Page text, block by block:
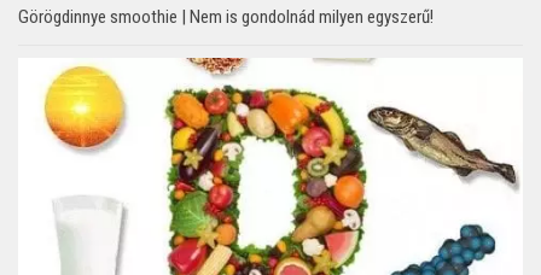
Görögdinnye smoothie | Nem is gondolnád milyen egyszerű!